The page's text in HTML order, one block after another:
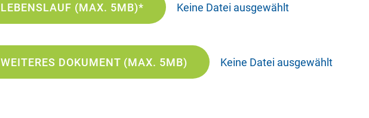
LEBENSLAUF (MAX. 5MB)* Keine Datei ausgewählt
WEITERES DOKUMENT (MAX. 5MB) Keine Datei ausgewählt